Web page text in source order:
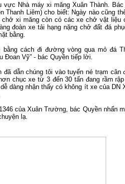
Nhà máy xi măng Xuân Thành. Bác
Thanh Liêm) cho biết: Ngày nào cũng
chở xi măng còn có các xe chở vật liệu
đoàn xe tải hạng nặng chở đất đá
bằng.
cách đi đường vòng qua mỏ đá
Đoan Vỹ” - bác Quyền tiếp lời.
dẫn chúng tôi vào tuyến né trạm cân
chục xe từ 3 đến 30 tấn đang rầm
dàng nhận thấy có không ít xe của DN
của Xuân Trường, bác Quyền nhấn
lạ.